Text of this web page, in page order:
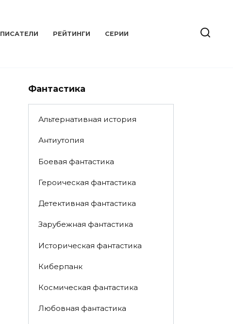
ПИСАТЕЛИ РЕЙТИНГИ СЕРИИ
Фантастика
Альтернативная история
Антиутопия
Боевая фантастика
Героическая фантастика
Детективная фантастика
Зарубежная фантастика
Историческая фантастика
Киберпанк
Космическая фантастика
Любовная фантастика